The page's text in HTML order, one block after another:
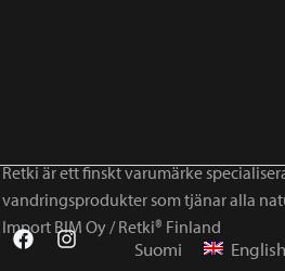
Retki är ett finskt varumärke
vandringsprodukter som tjänar alla
Import BIM Oy / Retki® Finland
Suomi English